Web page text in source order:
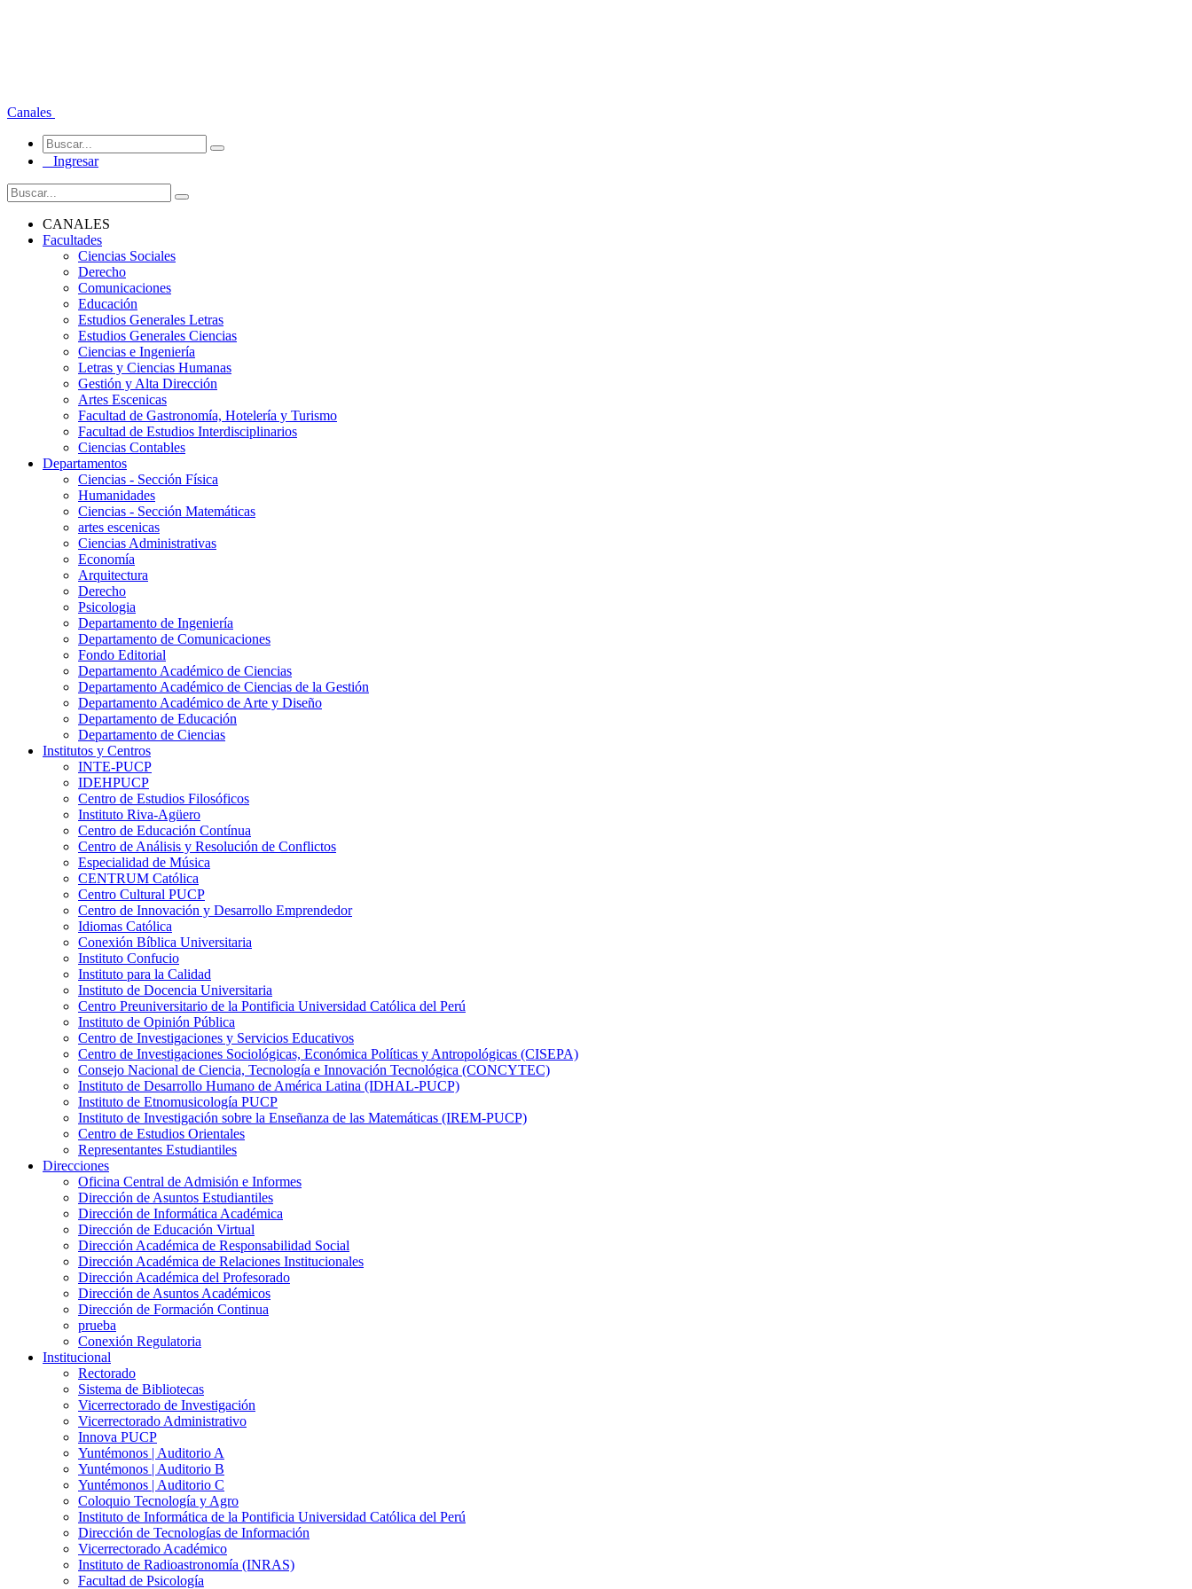
Canales
Ingresar
CANALES
Facultades
Ciencias Sociales
Derecho
Comunicaciones
Educación
Estudios Generales Letras
Estudios Generales Ciencias
Ciencias e Ingeniería
Letras y Ciencias Humanas
Gestión y Alta Dirección
Artes Escenicas
Facultad de Gastronomía, Hotelería y Turismo
Facultad de Estudios Interdisciplinarios
Ciencias Contables
Departamentos
Ciencias - Sección Física
Humanidades
Ciencias - Sección Matemáticas
artes escenicas
Ciencias Administrativas
Economía
Arquitectura
Derecho
Psicologia
Departamento de Ingeniería
Departamento de Comunicaciones
Fondo Editorial
Departamento Académico de Ciencias
Departamento Académico de Ciencias de la Gestión
Departamento Académico de Arte y Diseño
Departamento de Educación
Departamento de Ciencias
Institutos y Centros
INTE-PUCP
IDEHPUCP
Centro de Estudios Filosóficos
Instituto Riva-Agüero
Centro de Educación Contínua
Centro de Análisis y Resolución de Conflictos
Especialidad de Música
CENTRUM Católica
Centro Cultural PUCP
Centro de Innovación y Desarrollo Emprendedor
Idiomas Católica
Conexión Bíblica Universitaria
Instituto Confucio
Instituto para la Calidad
Instituto de Docencia Universitaria
Centro Preuniversitario de la Pontificia Universidad Católica del Perú
Instituto de Opinión Pública
Centro de Investigaciones y Servicios Educativos
Centro de Investigaciones Sociológicas, Económica Políticas y Antropológicas (CISEPA)
Consejo Nacional de Ciencia, Tecnología e Innovación Tecnológica (CONCYTEC)
Instituto de Desarrollo Humano de América Latina (IDHAL-PUCP)
Instituto de Etnomusicología PUCP
Instituto de Investigación sobre la Enseñanza de las Matemáticas (IREM-PUCP)
Centro de Estudios Orientales
Representantes Estudiantiles
Direcciones
Oficina Central de Admisión e Informes
Dirección de Asuntos Estudiantiles
Dirección de Informática Académica
Dirección de Educación Virtual
Dirección Académica de Responsabilidad Social
Dirección Académica de Relaciones Institucionales
Dirección Académica del Profesorado
Dirección de Asuntos Académicos
Dirección de Formación Continua
prueba
Conexión Regulatoria
Institucional
Rectorado
Sistema de Bibliotecas
Vicerrectorado de Investigación
Vicerrectorado Administrativo
Innova PUCP
Yuntémonos | Auditorio A
Yuntémonos | Auditorio B
Yuntémonos | Auditorio C
Coloquio Tecnología y Agro
Instituto de Informática de la Pontificia Universidad Católica del Perú
Dirección de Tecnologías de Información
Vicerrectorado Académico
Instituto de Radioastronomía (INRAS)
Facultad de Psicología